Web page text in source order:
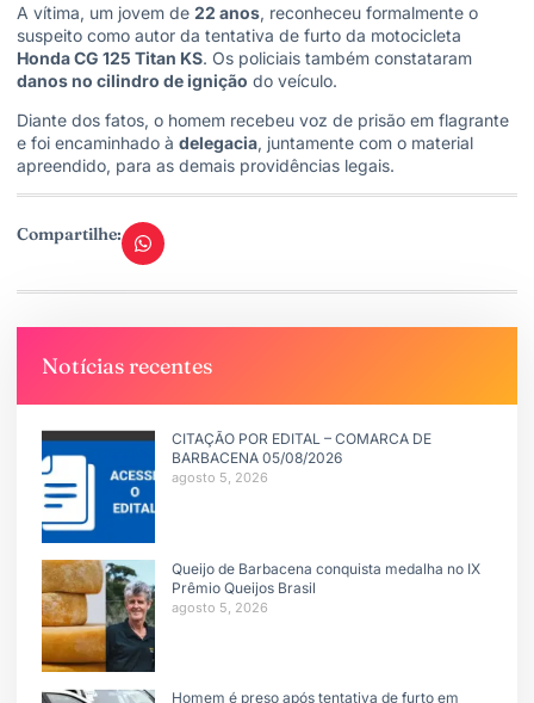
A vítima, um jovem de 22 anos, reconheceu formalmente o
suspeito como autor da tentativa de furto da motocicleta
Honda CG 125 Titan KS. Os policiais também constataram
danos no cilindro de ignição do veículo.
Diante dos fatos, o homem recebeu voz de prisão em flagrante
e foi encaminhado à delegacia, juntamente com o material
apreendido, para as demais providências legais.
Compartilhe:
Notícias recentes
CITAÇÃO POR EDITAL – COMARCA DE
BARBACENA 05/08/2026
agosto 5, 2026
Queijo de Barbacena conquista medalha no IX
Prêmio Queijos Brasil
agosto 5, 2026
Homem é preso após tentativa de furto em